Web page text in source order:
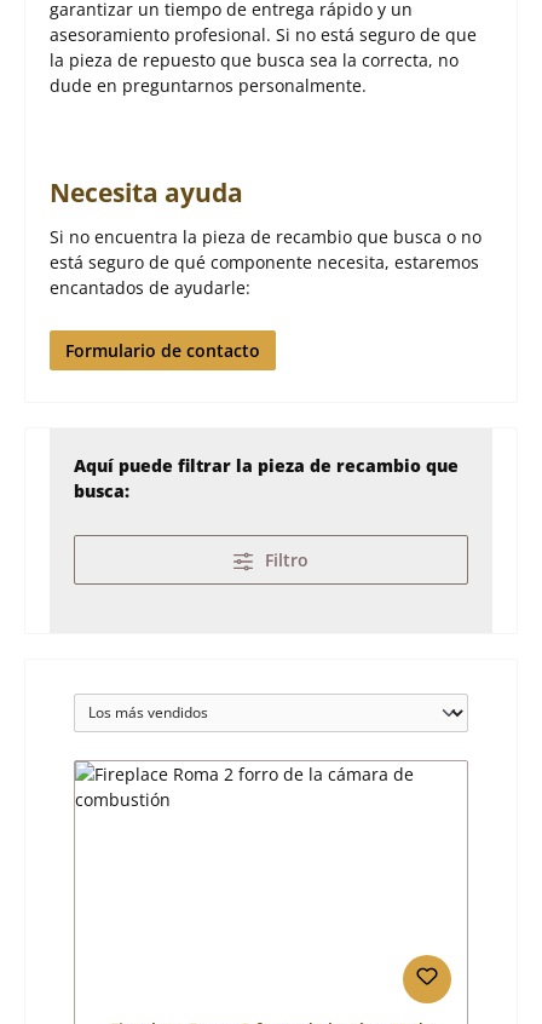
garantizar un tiempo de entrega rápido y un
asesoramiento profesional. Si no está seguro de que
la pieza de repuesto que busca sea la correcta, no
dude en preguntarnos personalmente.
Necesita ayuda
Si no encuentra la pieza de recambio que busca o no
está seguro de qué componente necesita, estaremos
encantados de ayudarle:
Formulario de contacto
Aquí puede filtrar la pieza de recambio que
busca:
Filtro